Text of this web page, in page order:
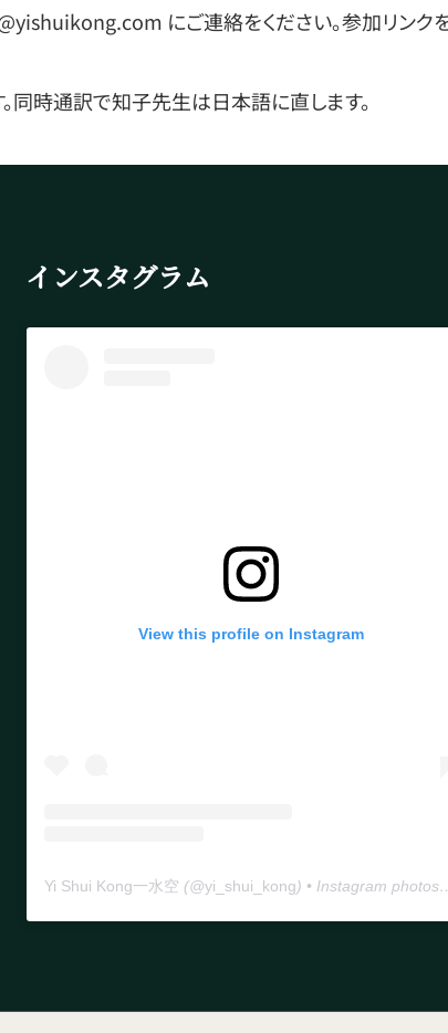
にご連絡をください。参加リンクを
同時通訳で知子先生は日本語に直します。
インスタグラム
View this profile on Instagram
Yi Shui Kong一水空 (@yi_shui_kong) • Instagram photos and videos